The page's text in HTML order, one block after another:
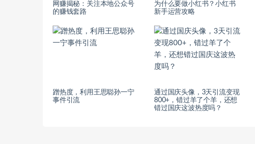
网赚揭秘：关注本地公众号
的赚钱套路
为什么要做小红书？小红书
新手运营攻略
蹭热度，利用王思聪孙一宁
事件引流
通过国庆头像，3天引流变现
800+，错过羊了个羊，还想
错过国庆这波热度吗？